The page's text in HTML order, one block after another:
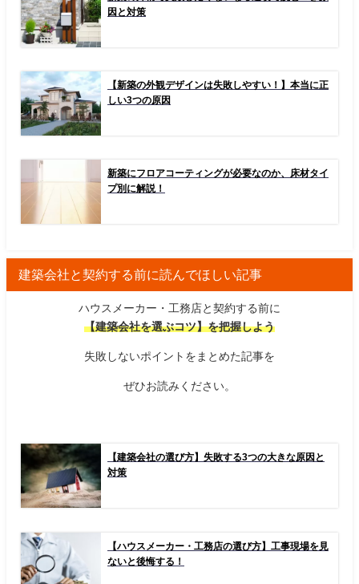
因と対策
【新築の外観デザインは失敗しやすい！】本当に正
しい3つの原因
新築にフロアコーティングが必要なのか、床材タイ
プ別に解説！
建築会社と契約する前に読んでほしい記事
ハウスメーカー・工務店と契約する前に
【建築会社を選ぶコツ】を把握しよう
失敗しないポイントをまとめた記事を
ぜひお読みください。
【建築会社の選び方】失敗する3つの大きな原因と
対策
【ハウスメーカー・工務店の選び方】工事現場を見
ないと後悔する！